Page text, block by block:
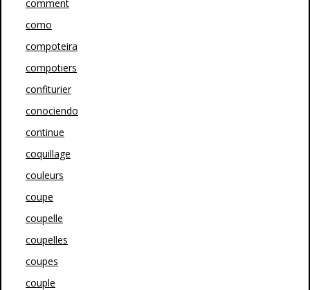
comment
como
compoteira
compotiers
confiturier
conociendo
continue
coquillage
couleurs
coupe
coupelle
coupelles
coupes
couple